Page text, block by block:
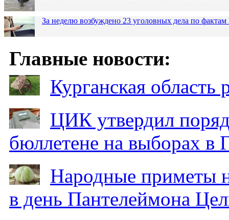
За неделю возбуждено 23 уголовных дела по
Главные новости:
Курганская
ЦИК утвердил
бюллетене на выборах в
Народные приметы
в день Пантелеймона